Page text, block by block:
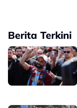
Berita Terkini